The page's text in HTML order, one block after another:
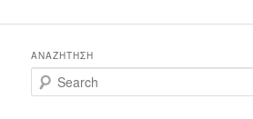
ΑΝΑΖΉΤΗΣΗ
e